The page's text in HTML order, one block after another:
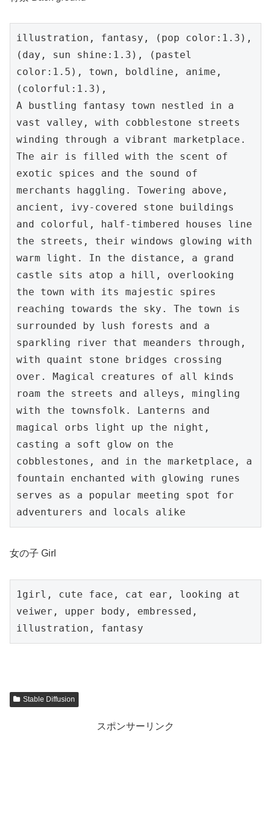
illustration, fantasy, (pop color:1.3),
(day, sun shine:1.3), (pastel
color:1.5), town, boldline, anime,
(colorful:1.3),
A bustling fantasy town nestled in a
vast valley, with cobblestone streets
winding through a vibrant marketplace.
The air is filled with the scent of
exotic spices and the sound of
merchants haggling. Towering above,
ancient, ivy-covered stone buildings
and colorful, half-timbered houses line
the streets, their windows glowing with
warm light. In the distance, a grand
castle sits atop a hill, overlooking
the town with its majestic spires
reaching towards the sky. The town is
surrounded by lush forests and a
sparkling river that meanders through,
with quaint stone bridges crossing
over. Magical creatures of all kinds
roam the streets and alleys, mingling
with the townsfolk. Lanterns and
magical orbs light up the night,
casting a soft glow on the
cobblestones, and in the marketplace, a
fountain enchanted with glowing runes
serves as a popular meeting spot for
adventurers and locals alike
女の子 Girl
1girl, cute face, cat ear, looking at
veiwer, upper body, embressed,
illustration, fantasy
Stable Diffusion
スポンサーリンク